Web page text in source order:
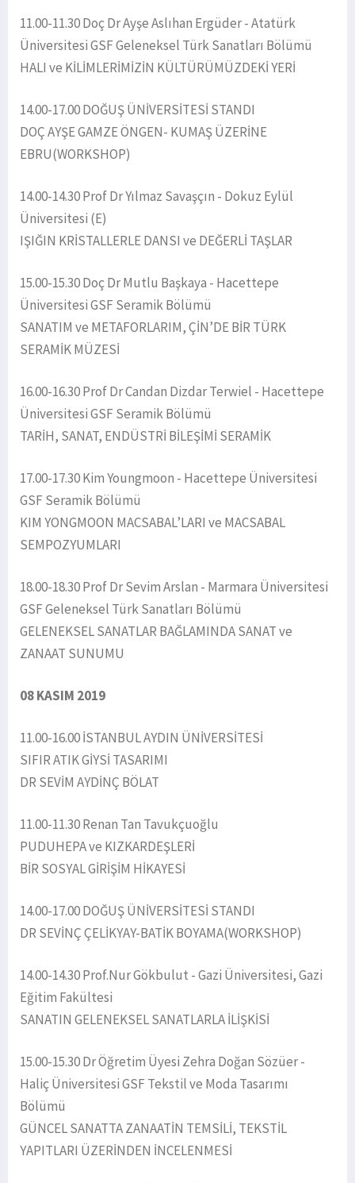
11.00-11.30 Doç Dr Ayşe Aslıhan Ergüder - Atatürk
Üniversitesi GSF Geleneksel Türk Sanatları Bölümü
HALI ve KİLİMLERİMİZİN KÜLTÜRÜMÜZDEKİ YERİ
14.00-17.00 DOĞUŞ ÜNİVERSİTESİ STANDI
DOÇ AYŞE GAMZE ÖNGEN- KUMAŞ ÜZERİNE
EBRU(WORKSHOP)
14.00-14.30 Prof Dr Yılmaz Savaşçın - Dokuz Eylül
Üniversitesi (E)
IŞIĞIN KRİSTALLERLE DANSI ve DEĞERLİ TAŞLAR
15.00-15.30 Doç Dr Mutlu Başkaya - Hacettepe
Üniversitesi GSF Seramik Bölümü
SANATIM ve METAFORLARIM, ÇİN’DE BİR TÜRK
SERAMİK MÜZESİ
16.00-16.30 Prof Dr Candan Dizdar Terwiel - Hacettepe
Üniversitesi GSF Seramik Bölümü
TARİH, SANAT, ENDÜSTRİ BİLEŞİMİ SERAMİK
17.00-17.30 Kim Youngmoon - Hacettepe Üniversitesi
GSF Seramik Bölümü
KIM YONGMOON MACSABAL’LARI ve MACSABAL
SEMPOZYUMLARI
18.00-18.30 Prof Dr Sevim Arslan - Marmara Üniversitesi
GSF Geleneksel Türk Sanatları Bölümü
GELENEKSEL SANATLAR BAĞLAMINDA SANAT ve
ZANAAT SUNUMU
08 KASIM 2019
11.00-16.00 İSTANBUL AYDIN ÜNİVERSİTESİ
SIFIR ATIK GİYSİ TASARIMI
DR SEVİM AYDİNÇ BÖLAT
11.00-11.30 Renan Tan Tavukçuoğlu
PUDUHEPA ve KIZKARDEŞLERİ
BİR SOSYAL GİRİŞİM HİKAYESİ
14.00-17.00 DOĞUŞ ÜNİVERSİTESİ STANDI
DR SEVİNÇ ÇELİKYAY-BATİK BOYAMA(WORKSHOP)
14.00-14.30 Prof.Nur Gökbulut - Gazi Üniversitesi, Gazi
Eğitim Fakültesi
SANATIN GELENEKSEL SANATLARLA İLİŞKİSİ
15.00-15.30 Dr Öğretim Üyesi Zehra Doğan Sözüer -
Haliç Üniversitesi GSF Tekstil ve Moda Tasarımı
Bölümü
GÜNCEL SANATTA ZANAATİN TEMSİLİ, TEKSTİL
YAPITLARI ÜZERİNDEN İNCELENMESİ